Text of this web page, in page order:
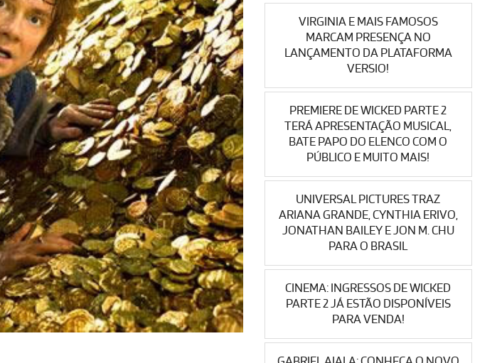
VIRGINIA E MAIS FAMOSOS
MARCAM PRESENÇA NO
LANÇAMENTO DA PLATAFORMA
VERSIO!
PREMIERE DE WICKED PARTE 2
TERÁ APRESENTAÇÃO MUSICAL,
BATE PAPO DO ELENCO COM O
PÚBLICO E MUITO MAIS!
UNIVERSAL PICTURES TRAZ
ARIANA GRANDE, CYNTHIA ERIVO,
JONATHAN BAILEY E JON M. CHU
PARA O BRASIL
CINEMA: INGRESSOS DE WICKED
PARTE 2 JÁ ESTÃO DISPONÍVEIS
PARA VENDA!